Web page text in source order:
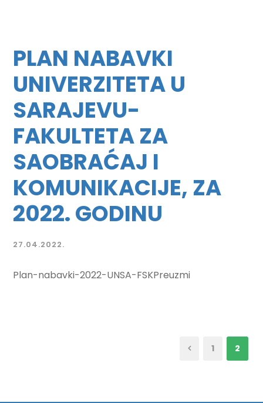
PLAN NABAVKI
UNIVERZITETA U
SARAJEVU-
FAKULTETA ZA
SAOBRAĆAJ I
KOMUNIKACIJE, ZA
2022. GODINU
27.04.2022.
Plan-nabavki-2022-UNSA-FSKPreuzmi
1 2